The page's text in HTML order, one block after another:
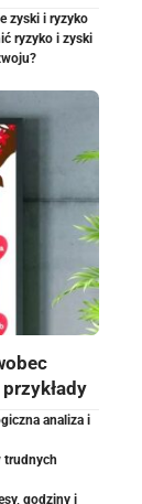
zyski i ryzyko
ryzyko i zyski
analiza i
trudnych
godziny i